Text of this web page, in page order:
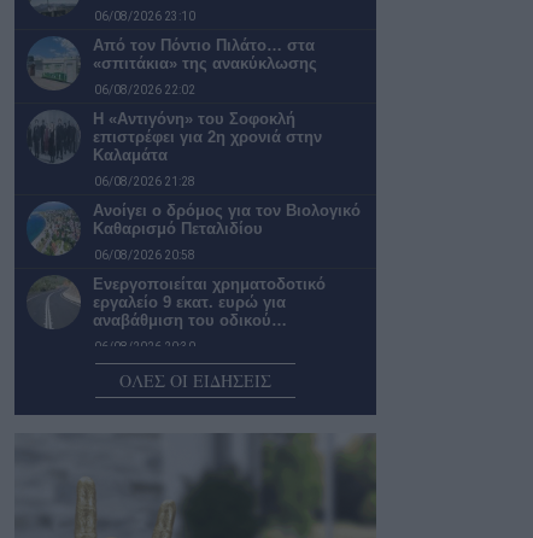
06/08/2026 23:10
Από τον Πόντιο Πιλάτο… στα
«σπιτάκια» της ανακύκλωσης
06/08/2026 22:02
Η «Αντιγόνη» του Σοφοκλή
επιστρέφει για 2η χρονιά στην
Καλαμάτα
06/08/2026 21:28
Ανοίγει ο δρόμος για τον Βιολογικό
Καθαρισμό Πεταλιδίου
06/08/2026 20:58
Ενεργοποιείται χρηματοδοτικό
εργαλείο 9 εκατ. ευρώ για
αναβάθμιση του οδικού…
06/08/2026 20:30
Βάσω Σέλβη: Η θεραπευτική δύναμη
της σχέσης ανθρώπου και ζώου
ΟΛΕΣ ΟΙ ΕΙΔΗΣΕΙΣ